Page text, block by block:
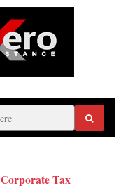
Corporate Tax